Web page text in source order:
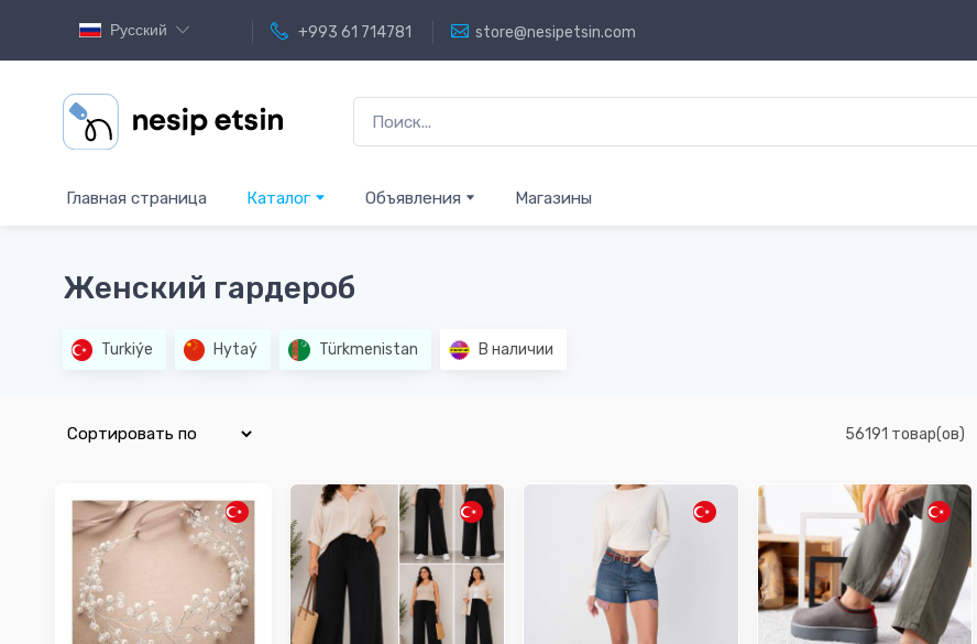
Русский +993 61 714781 store@nesipetsin.com
Главная страница Каталог Объявления Магазины
Женский гардероб
Turkiýe Hytaý Türkmenistan В наличии
56191 товар(ов)